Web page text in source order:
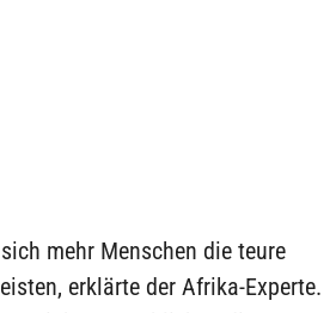
mehr Menschen die teure
erklärte der Afrika-Experte.